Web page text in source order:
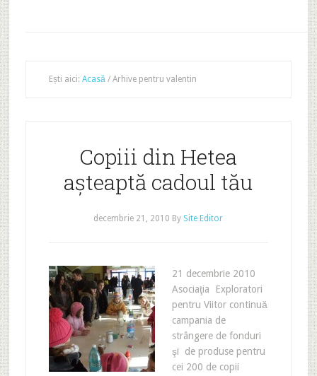
Ești aici: Acasă /Arhive pentru valentin
Copiii din Hetea
așteaptă cadoul tău
decembrie 21, 2010 By Site Editor
21 decembrie 2010
Asociaţia Exploratori
pentru Viitor continuă
campania de
strângere de fonduri
şi de produse pentru
cei 200 de copii